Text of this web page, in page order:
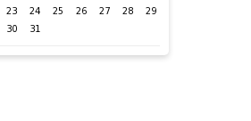
23
24 25 26 27 28
29
30
31